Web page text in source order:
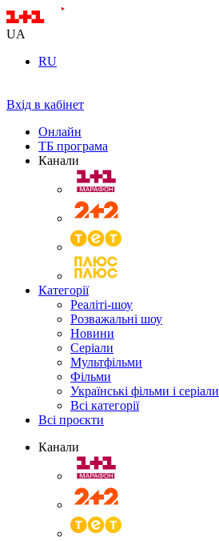
UA
RU
Вхід в кабінет
Онлайн
ТБ програма
Канали
Категорії
Реаліті-шоу
Розважальні шоу
Новини
Серіали
Мультфільми
Фільми
Українські фільми і серіали
Всі категорії
Всі проєкти
Канали